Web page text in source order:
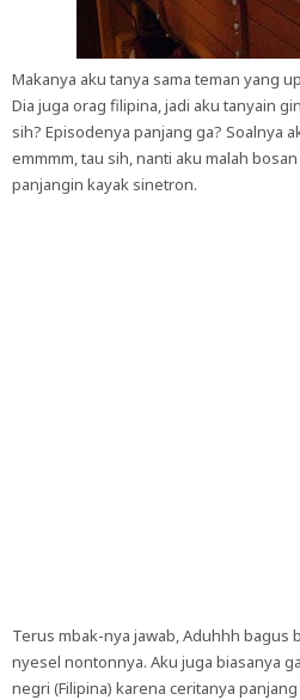
Makanya aku tanya sama teman yang
Dia juga orag filipina, jadi aku tanyain
sih? Episodenya panjang ga? Soalnya
emmmm, tau sih, nanti aku malah
panjangin kayak sinetron.
Terus mbak-nya jawab, Aduhhh bagus
nyesel nontonnya. Aku juga biasanya
negri (Filipina) karena ceritanya